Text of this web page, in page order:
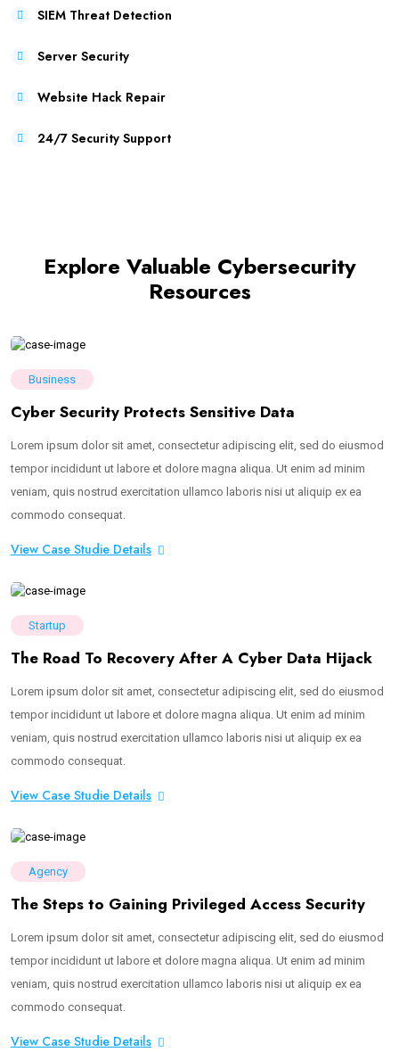
SIEM Threat Detection
Server Security
Website Hack Repair
24/7 Security Support
Explore Valuable Cybersecurity
Resources
Business
Cyber Security Protects Sensitive Data
Lorem ipsum dolor sit amet, consectetur adipiscing elit, sed do eiusmod
tempor incididunt ut labore et dolore magna aliqua. Ut enim ad minim
veniam, quis nostrud exercitation ullamco laboris nisi ut aliquip ex ea
commodo consequat.
View Case Studie Details
Startup
The Road To Recovery After A Cyber Data Hijack
Lorem ipsum dolor sit amet, consectetur adipiscing elit, sed do eiusmod
tempor incididunt ut labore et dolore magna aliqua. Ut enim ad minim
veniam, quis nostrud exercitation ullamco laboris nisi ut aliquip ex ea
commodo consequat.
View Case Studie Details
Agency
The Steps to Gaining Privileged Access Security
Lorem ipsum dolor sit amet, consectetur adipiscing elit, sed do eiusmod
tempor incididunt ut labore et dolore magna aliqua. Ut enim ad minim
veniam, quis nostrud exercitation ullamco laboris nisi ut aliquip ex ea
commodo consequat.
View Case Studie Details